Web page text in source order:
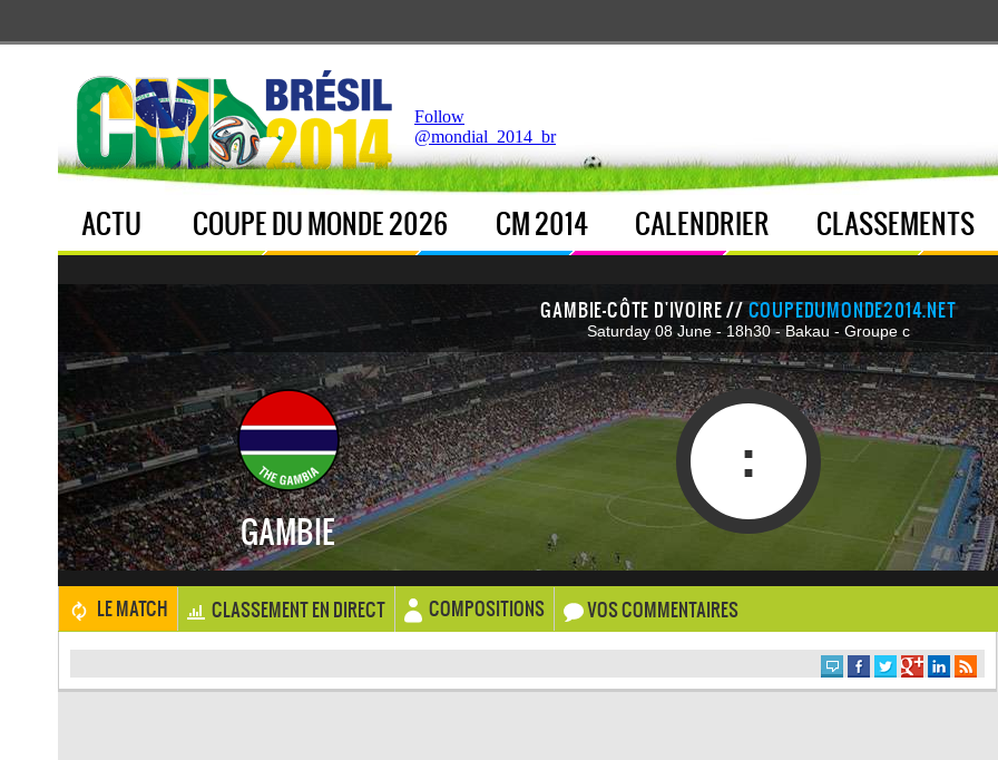
Follow
@mondial_2014_br
ACTU COUPE DU MONDE 2026 CM 2014 CALENDRIER CLASSEMENTS
GAMBIE-CÔTE D'IVOIRE //COUPEDUMONDE2014.NET
Saturday 08 June - 18h30 - Bakau - Groupe c
GAMBIE
:
LE MATCH CLASSEMENT EN DIRECT COMPOSITIONS VOS COMMENTAIRES